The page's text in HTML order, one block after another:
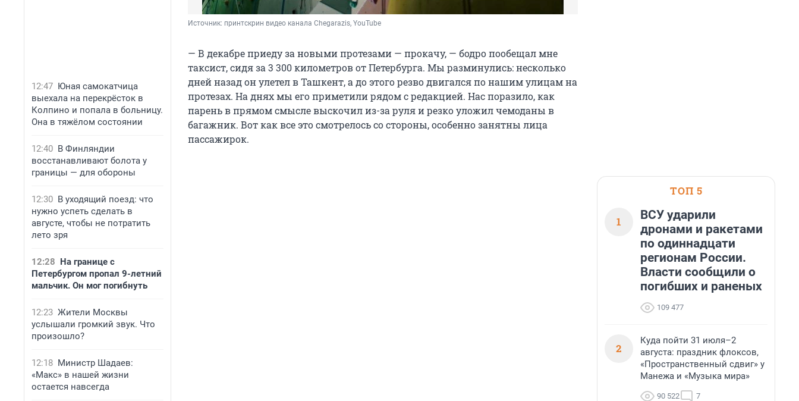
12:47 Юная самокатчица
выехала на перекрёсток в
Колпино и попала в больницу.
Она в тяжёлом состоянии
12:40 В Финляндии
восстанавливают болота у
границы — для обороны
12:30 В уходящий поезд: что
нужно успеть сделать в
августе, чтобы не потратить
лето зря
12:28 На границе с
Петербургом пропал 9-летний
мальчик. Он мог погибнуть
12:23 Жители Москвы
услышали громкий звук. Что
произошло?
12:18 Министр Шадаев:
«Макс» в нашей жизни
остается навсегда
Источник: принтскрин видео канала Chegarazis, YouTube
— В декабре приеду за новыми протезами — прокачу, — бодро пообещал мне
таксист, сидя за 3 300 километров от Петербурга. Мы разминулись: несколько
дней назад он улетел в Ташкент, а до этого резво двигался по нашим улицам на
протезах. На днях мы его приметили рядом с редакцией. Нас поразило, как
парень в прямом смысле выскочил из-за руля и резко уложил чемоданы в
багажник. Вот как все это смотрелось со стороны, особенно занятны лица
пассажирок.
ТОП 5
1
ВСУ ударили
дронами и ракетами
по одиннадцати
регионам России.
Власти сообщили о
погибших и раненых
109 477
2
Куда пойти 31 июля–2
августа: праздник флоксов,
«Пространственный сдвиг» у
Манежа и «Музыка мира»
90 522 7